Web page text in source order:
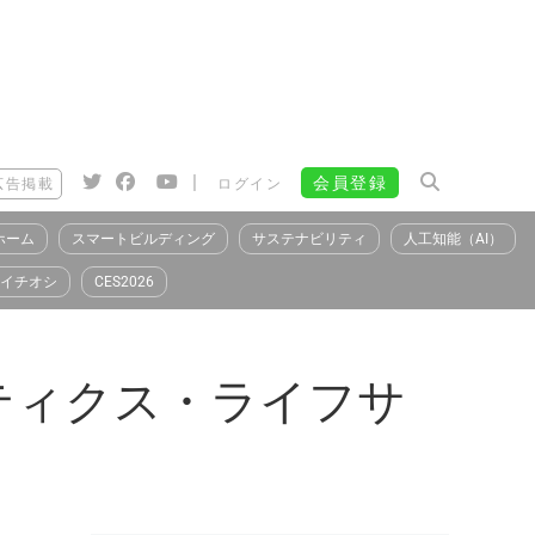
告掲載 | ログイン 会員登録
ーム スマートビルディング サステナビリティ 人工知能（AI）
イチオシ CES2026
クス・ライフサ